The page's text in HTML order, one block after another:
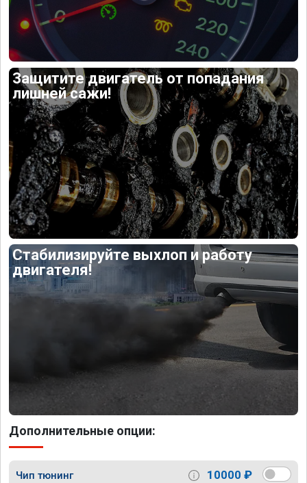
Защитите двигатель от попадания
лишней сажи!
Стабилизируйте выхлоп и работу
двигателя!
Дополнительные опции:
Чип тюнинг 10000 ₽